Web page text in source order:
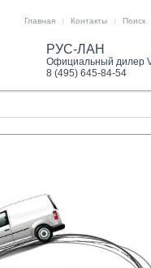
Главная Контакты Поиск
РУС-ЛАН
Официальный дилер
8 (495) 645-84-54